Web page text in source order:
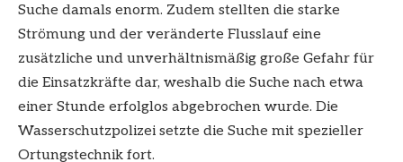
Suche damals enorm. Zudem stellten die starke
Strömung und der veränderte Flusslauf eine
zusätzliche und unverhältnismäßig große Gefahr für
die Einsatzkräfte dar, weshalb die Suche nach etwa
einer Stunde erfolglos abgebrochen wurde. Die
Wasserschutzpolizei setzte die Suche mit spezieller
Ortungstechnik fort.